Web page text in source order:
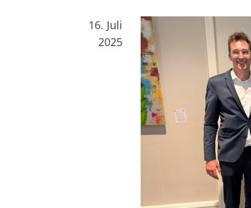
16. Juli
2025